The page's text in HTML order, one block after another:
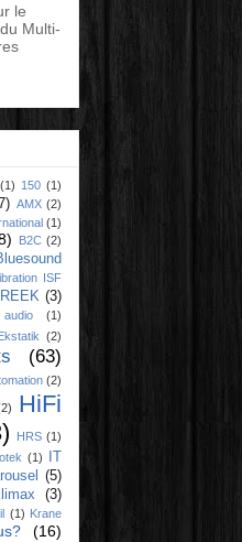
le
Multi-
(1) 150 (1)
AMX (2)
(1)
B2C (2)
ISF
(3)
(1)
Ekstatik (2)
(63)
(2)
HiFi
HRS (1)
(1)
(5)
(3)
(1) Krane
(16)